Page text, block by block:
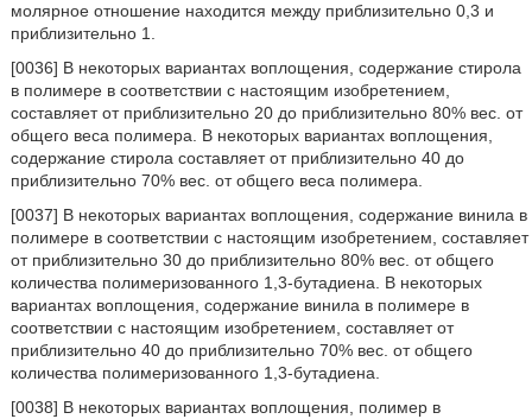
молярное отношение находится между приблизительно 0,3 и
приблизительно 1.
[0036] В некоторых вариантах воплощения, содержание стирола
в полимере в соответствии с настоящим изобретением,
составляет от приблизительно 20 до приблизительно 80% вес. от
общего веса полимера. В некоторых вариантах воплощения,
содержание стирола составляет от приблизительно 40 до
приблизительно 70% вес. от общего веса полимера.
[0037] В некоторых вариантах воплощения, содержание винила в
полимере в соответствии с настоящим изобретением, составляет
от приблизительно 30 до приблизительно 80% вес. от общего
количества полимеризованного 1,3-бутадиена. В некоторых
вариантах воплощения, содержание винила в полимере в
соответствии с настоящим изобретением, составляет от
приблизительно 40 до приблизительно 70% вес. от общего
количества полимеризованного 1,3-бутадиена.
[0038] В некоторых вариантах воплощения, полимер в